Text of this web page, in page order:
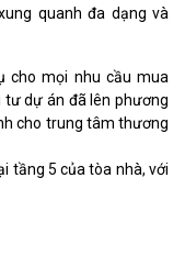
quanh đa dạng và
cho mọi nhu cầu mua
tư dự án đã lên phương
cho trung tâm thương
tầng 5 của tòa nhà, với